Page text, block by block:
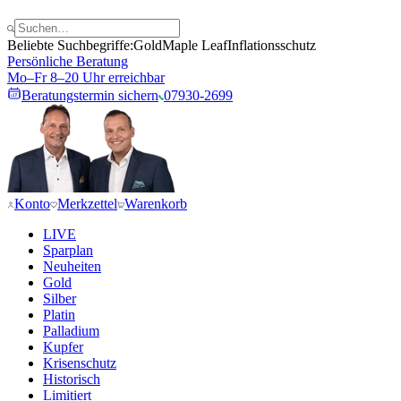
Beliebte Suchbegriffe:GoldMaple LeafInflationsschutz
Persönliche Beratung
Mo–Fr 8–20 Uhr erreichbar
Beratungstermin sichern 07930-2699
Konto Merkzettel Warenkorb
LIVE
Sparplan
Neuheiten
Gold
Silber
Platin
Palladium
Kupfer
Krisenschutz
Historisch
Limitiert